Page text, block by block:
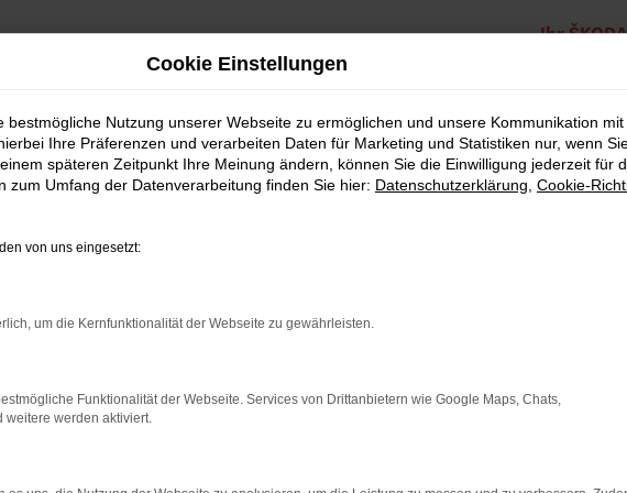
Ihr
bestimmter Seiten verhindern. Funktioniert die Seite in einem anderen
beheben.
auf dem neuesten Stand sind.
Cookie Einstellungen
bestmögliche Nutzung unserer Webseite zu ermöglichen und unsere Kommunikation mit
Ihre Präferenzen und verarbeiten Daten für Marketing und Statistiken nur, wenn
späteren Zeitpunkt Ihre Meinung ändern, können Sie die Einwilligung jederzeit für
zum Umfang der Datenverarbeitung finden Sie hier: Datenschutzerklärung Cookie-
von uns eingesetzt:
um die Kernfunktionalität der Webseite zu gewährleisten.
Funktionalität der Webseite. Services von Drittanbietern wie Google Maps, Chats,
weitere werden aktiviert.